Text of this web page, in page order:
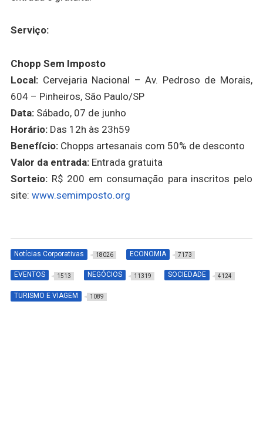
Serviço:
Chopp Sem Imposto
Local:Cervejaria Nacional – Av. Pedroso de Morais,
604 – Pinheiros, São Paulo/SP
Data:Sábado, 07 de junho
Horário:Das 12h às 23h59
Benefício:Chopps artesanais com 50% de desconto
Valor da entrada:Entrada gratuita
Sorteio:R$ 200 em consumação para inscritos pelo
site: www.semimposto.org
Notícias Corporativas 18026 ECONOMIA 7173
EVENTOS 1513 NEGÓCIOS 11319 SOCIEDADE 4124
TURISMO E VIAGEM 1089